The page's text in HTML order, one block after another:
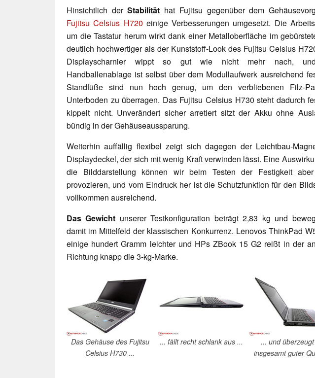
Hinsichtlich derStabilität hat Fujitsu gegenüber dem
Fujitsu Celsius H720 einige Verbesserungen umgesetzt. Die
um die Tastatur herum wirkt dank einer Metalloberfläche im
deutlich hochwertiger als der Kunststoff-Look des Fujitsu Celsius
Displayscharnier wippt so gut wie nicht mehr nach,
Handballenablage ist selbst über dem Modullaufwerk ausreichend
Standfüße sind nun hoch genug, um den verbliebenen Filz-
Unterboden zu überragen. Das Fujitsu Celsius H730 steht dadurch
kippelt nicht. Unverändert sicher arretiert sitzt der Akku ohne
bündig in der Gehäuseaussparung.
Weiterhin auffällig flexibel zeigt sich dagegen der Leichtbau-
Displaydeckel, der sich mit wenig Kraft verwinden lässt. Eine
die Bilddarstellung können wir beim Testen der Festigkeit
provozieren, und vom Eindruck her ist die Schutzfunktion für den
vollkommen ausreichend.
Das Gewicht unserer Testkonfiguration beträgt 2,83 kg und
damit im Mittelfeld der klassischen Konkurrenz. Lenovos ThinkPad
einige hundert Gramm leichter und HPs ZBook 15 G2 reißt in der
Richtung knapp die 3-kg-Marke.
Das Gehäuse des Fujitsu
Celsius H730 ...
... fällt recht schlank aus ...
... und
insgesamt guter